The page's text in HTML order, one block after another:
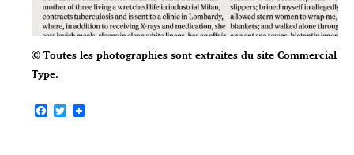
© Toutes les photographies sont extraites du site Commercial
Type.
F T
w